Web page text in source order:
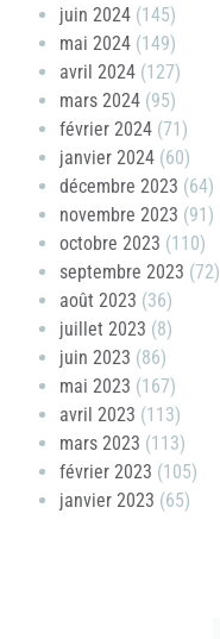
juin 2024 (145)
mai 2024 (149)
avril 2024 (127)
mars 2024 (95)
février 2024 (71)
janvier 2024 (60)
décembre 2023 (64)
novembre 2023 (91)
octobre 2023 (110)
septembre 2023 (72)
août 2023 (36)
juillet 2023 (8)
juin 2023 (86)
mai 2023 (167)
avril 2023 (113)
mars 2023 (113)
février 2023 (105)
janvier 2023 (65)